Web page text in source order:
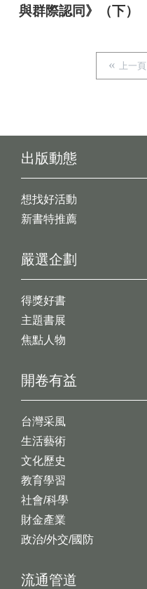
與群際認同》（下）
上一頁
出版動態
想找好活動
新書特推薦
開卷有益
台灣采風
生活藝術
文化歷史
教育學習
社會/科學
財金產業
政治/外交/國防
嚴選企劃
得獎好書
主題書展
焦點人物
流通管道